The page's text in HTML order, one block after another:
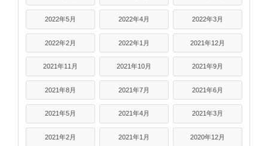
2022年5月 2022年4月 2022年3月
2022年2月 2022年1月 2021年12月
2021年11月 2021年10月 2021年9月
2021年8月 2021年7月 2021年6月
2021年5月 2021年4月 2021年3月
2021年2月 2021年1月 2020年12月